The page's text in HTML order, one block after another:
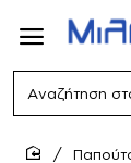
Αναζήτηση
website...